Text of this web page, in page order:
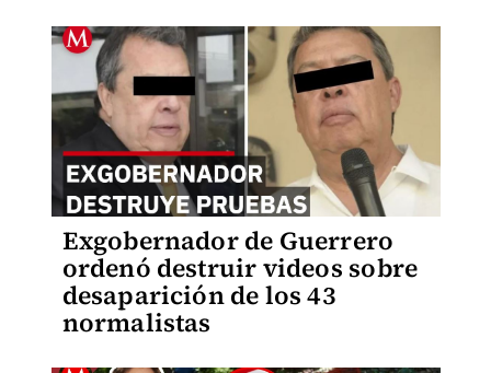
Exgobernador de Guerrero
ordenó destruir videos sobre
desaparición de los 43
normalistas